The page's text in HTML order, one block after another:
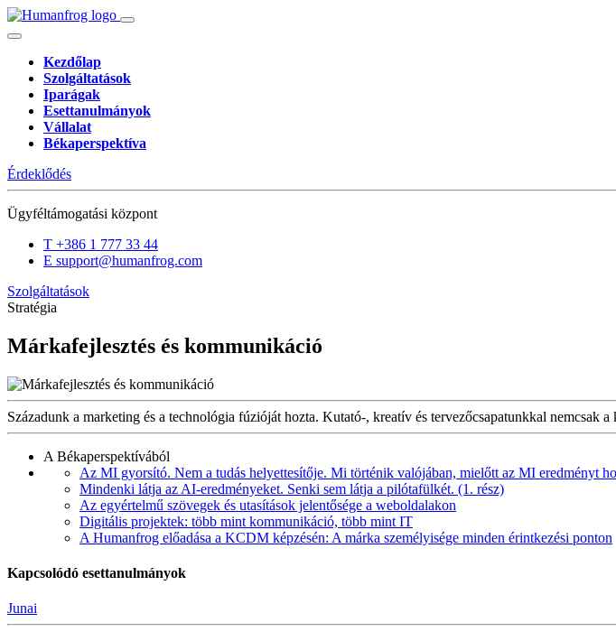
Kezdőlap
Szolgáltatások
Iparágak
Esettanulmányok
Vállalat
Békaperspektíva
Érdeklődés
Ügyféltámogatási központ
T +386 1 777 33 44
E support@humanfrog.com
Szolgáltatások
Stratégia
Márkafejlesztés és kommunikáció
Századunk a marketing és a technológia fúzióját hozta. Kutató-, kreatív és tervezőcsapatunkkal
A Békaperspektívából
Az MI gyorsító. Nem a tudás helyettesítője. Mi történik valójában, mielőtt az MI eredményt
Mindenki látja az AI-eredményeket. Senki sem látja a pilótafülkét. (1. rész)
Az egyértelmű szövegek és utasítások jelentősége a weboldalakon
Digitális projektek: több mint kommunikáció, több mint IT
A Humanfrog előadása a KCDM képzésén: A márka személyisége minden érintkezési ponton
Kapcsolódó esettanulmányok
Junai